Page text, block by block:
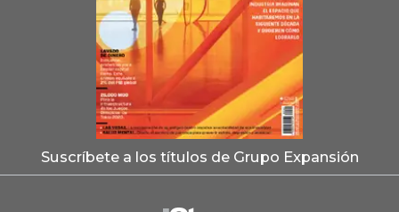
Suscríbete a los títulos de Grupo Expansión